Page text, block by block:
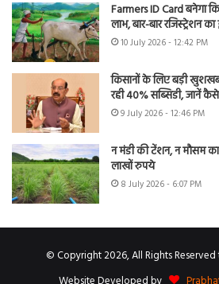
Farmers ID Card बनेगा
लाभ, बार-बार रजिस्ट्रेशन
10 July 2026 - 12:42 PM
किसानों के लिए बड़ी
रही 40% सब्सिडी, जानें
9 July 2026 - 12:46 PM
न मंडी की टेंशन, न मौसम
लाखों रुपये
8 July 2026 - 6:07 PM
© Copyright 2026, All Rights